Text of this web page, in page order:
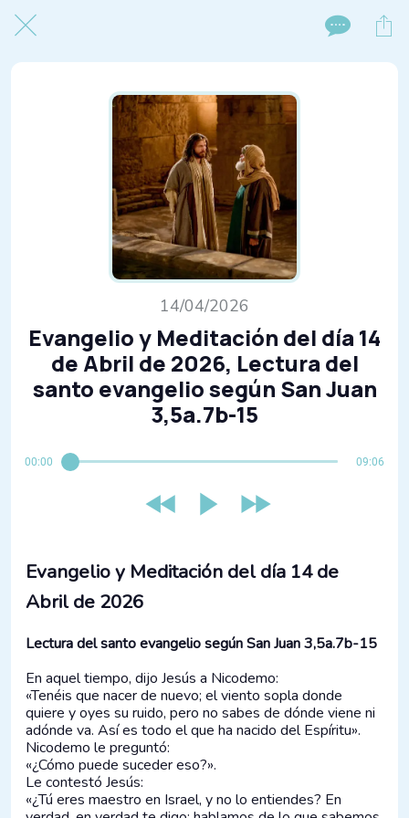
14/04/2026
Evangelio y Meditación del día 14
de Abril de 2026, Lectura del
santo evangelio según San Juan
3,5a.7b-15
00:00 09:06
Evangelio y Meditación del día 14 de
Abril de 2026
Lectura del santo evangelio según San Juan 3,5a.7b-15
En aquel tiempo, dijo Jesús a Nicodemo:
«Tenéis que nacer de nuevo; el viento sopla donde
quiere y oyes su ruido, pero no sabes de dónde viene ni
adónde va. Así es todo el que ha nacido del Espíritu».
Nicodemo le preguntó:
«¿Cómo puede suceder eso?».
Le contestó Jesús:
«¿Tú eres maestro en Israel, y no lo entiendes? En